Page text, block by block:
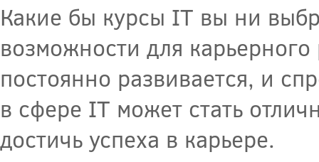
Какие бы курсы IT вы ни
возможности для
постоянно развивается, и
в сфере IT может стать
достичь успеха в карьере.